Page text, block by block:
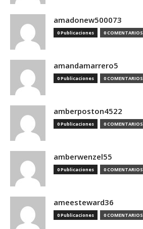
amadonew500073
0 Publicaciones 0 COMENTARIOS
amandamarrero5
0 Publicaciones 0 COMENTARIOS
amberposton4522
0 Publicaciones 0 COMENTARIOS
amberwenzel55
0 Publicaciones 0 COMENTARIOS
ameesteward36
0 Publicaciones 0 COMENTARIOS